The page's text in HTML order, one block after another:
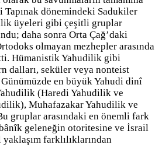
Tapınak dönemindeki Sadukiler
üyeleri gibi çeşitli gruplar
daha sonra Orta Çağ’daki
olmayan mezhepler arasında
Hümanistik Yahudilik gibi
dalları, seküler veya nonteist
en büyük Yahudi dinî
(Haredi Yahudilik ve
Muhafazakar Yahudilik ve
gruplar arasındaki en önemli fark
geleneğin otoritesine ve İsrail
farklılıklarından